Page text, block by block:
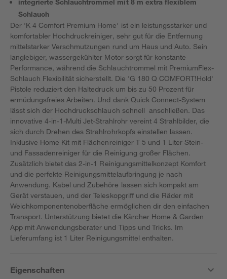
integrierte Schlauchtrommel mit 8 m extra flexiblem
Schlauch
Der 'K 4 Comfort Premium Home' ist ein leistungsstarker und
komfortabler Hochdruckreiniger, sehr gut für die Entfernung
mittelstarker Verschmutzungen rund um Haus und Auto. Sein
langlebiger, wassergekühlter Motor sorgt für konstante
Performance, während die Schlauchtrommel mit PremiumFlex-
Schlauch Flexibilität sicherstellt. Die 'G 180 Q COMFORT!Hold'
Pistole reduziert den Haltedruck um bis zu 50 Prozent für
ermüdungsfreies Arbeiten. Und dank Quick Connect-System
lässt sich der Hochdruckschlauch schnell anschließen. Das
innovative 4-in-1-Multi Jet-Strahlrohr vereint 4 Strahlbilder, die
sich durch Drehen des Strahlrohrkopfs einstellen lassen.
Inklusive Home Kit mit Flächenreiniger T 5 und 1 Liter Stein-
und Fassadenreiniger für die Reinigung großer Flächen.
Zusätzlich bietet das 2-in-1 Reinigungsmittelkonzept Komfort
und die perfekte Reinigungsmittelaufbringung je nach
Anwendung. Kabel und Zubehöre lassen sich kompakt am
Gerät verstauen, und der Teleskopgriff und die Räder mit
Weichkomponentenoberfläche ermöglichen dir den einfachen
Transport. Unterstützung bietet die Kärcher Home & Garden
App mit Anwendungsberater und Tipps und Tricks. Im
Lieferumfang ist 1 Liter Reinigungsmittel enthalten.
Eigenschaften